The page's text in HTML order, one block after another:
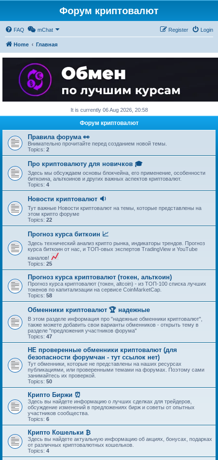
Форум криптовалют
FAQ mChat Login
Register
Home Главная
It is currently 06 Aug 2026, 20:58
Форум криптовалют
Правила форума 👀
Внимательно прочитайте перед созданием новой темы.
Topics: 2
Про криптовалюту для новичков 🎓
Здесь мы обсуждаем основы блокчейна, его применение, особенности
биткоина, альткоинов и других важных аспектов криптовалют.
Topics: 4
Новости криптовалют 🔉
Тут важные Новости криптовалют на темы, которые представлены на
этом крипто форуме
Topics: 22
Прогноз курса биткоин 📈
Здесь технический анализ крипто рынка, индикаторы трендов. Прогноз
курса биткоин от нас, и ТОП-овых экспертов TradingView и YouTube
каналов!
Topics: 25
Прогноз курса криптовалют (токен, альткоин)
Прогноз курса криптовалют (токен, altcoin) - из ТОП-100 списка лучших
токенов по капитализации на сервисе CoinMarketCap.
Topics: 58
Обменники криптовалют 🏆 надежные
В этом разделе информация про "надежные обменники криптовалют",
также можете добавить свои варианты обменников - открыть тему в
разделе "предложения участников форума"
Topics: 47
НЕ проверенные обменники криптовалют (для
безопасности форумчан - тут ссылок нет)
Тут обменники, которые не представлены на наших ресурсах
публикациями, или проверенными темами на форумах. Поэтому сами
занимайтесь их проверкой.
Topics: 50
Крипто Биржи ⏰
Здесь вы найдете информацию о лучших сделках для трейдеров,
обсуждение изменений в предложениях бирж и советы от опытных
участников сообщества.
Topics: 6
Крипто Кошельки ₿
Здесь вы найдете актуальную информацию об акциях, бонусах, подарках
от различных криптовалютных кошельков.
Topics: 4